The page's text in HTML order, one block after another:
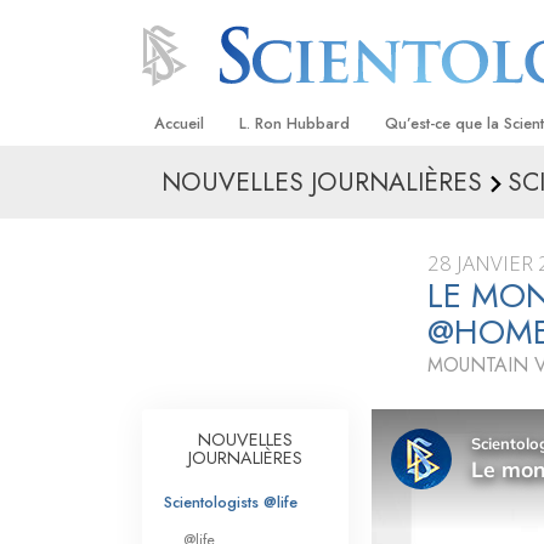
Accueil L. Ron Hubbard Qu’est-ce que la
Croyances et pratiques
Les scientologues et
Rencontrez un
À l’intérieur d’une
Les principes de base
Scientologie
La Dianétique : Une
NOUVELLES JOURNALIÈRES
28 JANVIER
LE
MOUNTAIN
NOUVELLES
JOURNALIÈRES
Scientologists @life